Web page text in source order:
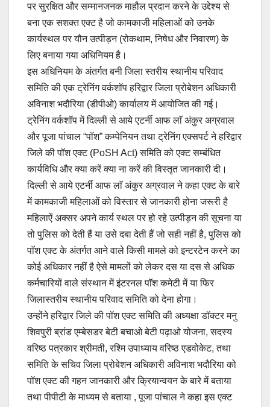
पर सुरक्षित और सम्मानजनक माहौल प्रदान करने के उद्देश्य से
बना एक सशक्त एक्ट है जो कामकाजी महिलाओं को उनके
कार्यस्थल पर यौन उत्पीड़न (रोकथाम, निषेध और निवारण) के
लिए बनाया गया अधिनियम है।
इस अधिनियम के अंतर्गत बनी जिला स्तरीय स्थानीय परिवाद
समिति की एक ट्रेनिंग वर्कशॉप हरिद्वार जिला प्रोबेशन अधिकारी
अविनाश भदौरिया (डीपीओ) कार्यालय में आयोजित की गई।
ट्रेनिंग वर्कशॉप में दिल्ली से आये एटर्नी आफ लाॅ अंकुर अग्रवाल
और पूजा पांचाल “पॉश” कम्पेनियन तथा ट्रेनिंग एक्सपर्ट ने हरिद्वार
जिले की पॉश एक्ट (PoSH Act) समिति को एक्ट सम्बंधित
कार्यविधि और क्या करें क्या ना करें की विस्तृत जानकारी दी।
दिल्ली से आये एटर्नी आफ लाॅ अंकुर अग्रवाल ने कहा एक्ट के बारे
में कामकाजी महिलाओं को विस्तार से जानकारी होना जरूरी है
महिलाऐं अक्सर अपने कार्य स्थल पर हो रहे उत्पीड़न की सूचना या
तो पुलिस को देती हैं या उसे दबा देती हैं जो सही नहीं है, पुलिस को
पाॅश एक्ट के अंतर्गत आने वाले किसी मामले को इन्टरटेन करने का
कोई अधिकार नहीं है ऐसे मामलों को लेकर दस या दस से अधिक
कर्मचारियों वाले संस्थान में इंटरनल पाॅश कमेटी में या फिर
जिलास्तरीय स्थानीय परिवाद समिति को देना होगा।
उन्होंने हरिद्वार जिले की पॉश एक्ट समिति की अध्यक्षा डॉक्टर मनु
शिवपुरी ब्रांड एम्बेसडर बेटी बचाओ बेटी पढ़ाओ योजना, सदस्य
वरिष्ठ पत्रकार श्रीमती, रश्मि उपाध्याय वरिष्ठ एडवोकेट, तथा
समिति के सचिव जिला प्रोबेशन अधिकारी अविनाश भदौरिया को
पॉश एक्ट की गहन जानकारी और क्रियान्वयन के बारे में बताया
तथा पीपीटी के माध्यम से बताया , पूजा पांचाल ने कहा इस एक्ट